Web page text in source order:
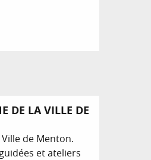
DE LA VILLE DE
de Menton.
et ateliers